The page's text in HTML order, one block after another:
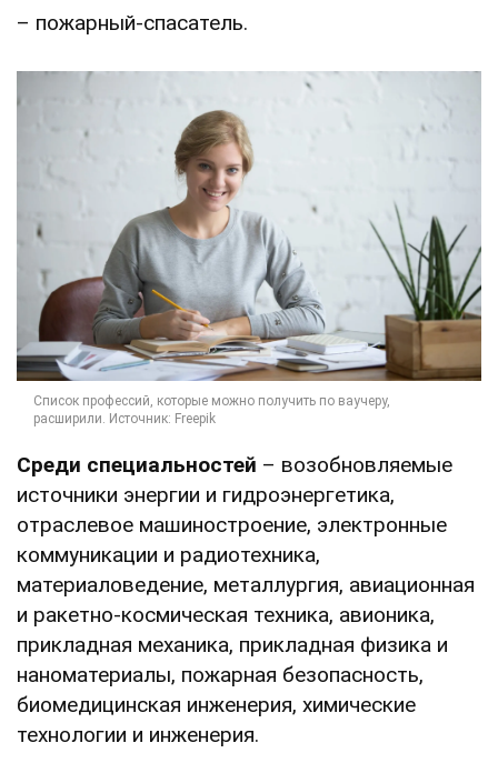
– пожарный-спасатель.
Среди специальностей – возобновляемые
источники энергии и гидроэнергетика,
отраслевое машиностроение, электронные
коммуникации и радиотехника,
материаловедение, металлургия, авиационная
и ракетно-космическая техника, авионика,
прикладная механика, прикладная физика и
наноматериалы, пожарная безопасность,
биомедицинская инженерия, химические
технологии и инженерия.